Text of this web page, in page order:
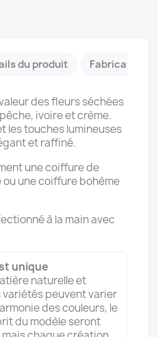
du produit Fabrication
des fleurs séchées
ivoire et crème.
les touches lumineuses
et raffiné.
une coiffure de
une coiffure bohème
à la main avec
unique
naturelle et
peuvent varier
des couleurs, le
du modèle seront